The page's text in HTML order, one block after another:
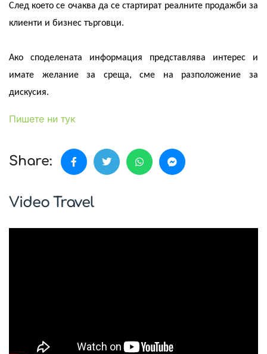
След което се очаква да се стартират реалните продажби за
клиенти и бизнес търговци.
Ако споделената информация представлява интерес и
имате желание за среща, сме на разположение за
дискусия.
Пишете ни тук
Share:
Video Travel